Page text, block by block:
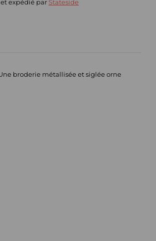
expédié par Stateside
broderie métallisée et siglée orne